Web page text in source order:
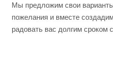
Мы предложим свои
пожелания и вместе
радовать вас долгим сроком